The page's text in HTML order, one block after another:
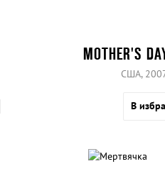
MOTHER'S
США,
В